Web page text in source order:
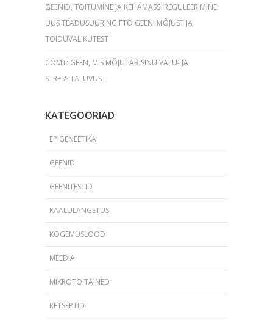
GEENID, TOITUMINE JA KEHAMASSI REGULEERIMINE:
UUS TEADUSUURING FTO GEENI MÕJUST JA
TOIDUVALIKUTEST
COMT: GEEN, MIS MÕJUTAB SINU VALU- JA
STRESSITALUVUST
KATEGOORIAD
EPIGENEETIKA
GEENID
GEENITESTID
KAALULANGETUS
KOGEMUSLOOD
MEEDIA
MIKROTOITAINED
RETSEPTID